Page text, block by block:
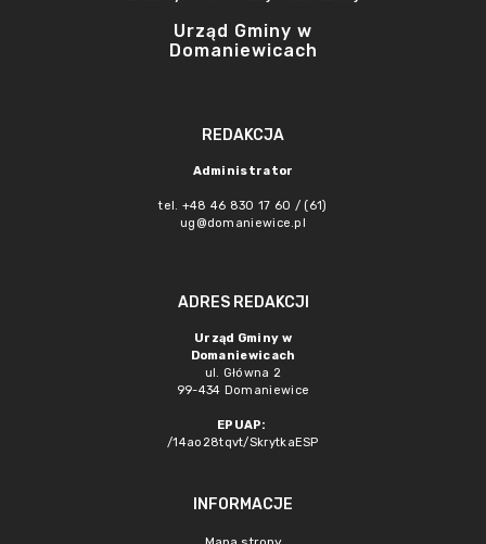
Urząd Gminy w
Domaniewicach
REDAKCJA
Administrator
tel. +48 46 830 17 60 / (61)
ug@domaniewice.pl
ADRES REDAKCJI
Urząd Gminy w
Domaniewicach
ul. Główna 2
99-434 Domaniewice
EPUAP:
/14ao28tqvt/SkrytkaESP
INFORMACJE